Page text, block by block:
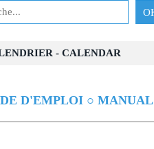
- CALENDAR
D'EMPLOI ○ MANUAL